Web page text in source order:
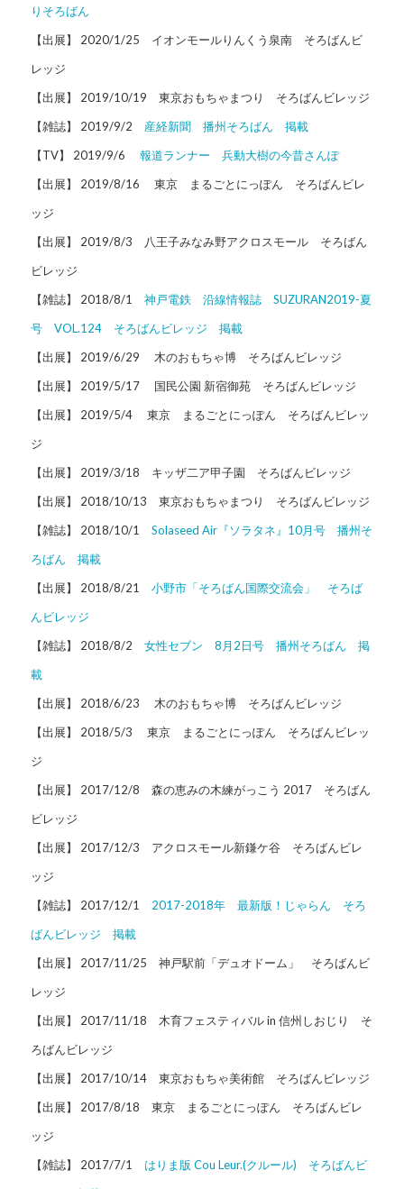
りそろばん
【出展】 2020/1/25 イオンモールりんくう泉南 そろばんビ
レッジ
【出展】 2019/10/19 東京おもちゃまつり そろばんビレッジ
【雑誌】 2019/9/2 産経新聞 播州そろばん 掲載
【TV】 2019/9/6 報道ランナー 兵動大樹の今昔さんぽ
【出展】 2019/8/16 東京 まるごとにっぽん そろばんビレ
ッジ
【出展】 2019/8/3 八王子みなみ野アクロスモール そろばん
ビレッジ
【雑誌】 2018/8/1 神戸電鉄 沿線情報誌 SUZURAN2019-夏
号 VOL.124 そろばんビレッジ 掲載
【出展】 2019/6/29 木のおもちゃ博 そろばんビレッジ
【出展】 2019/5/17 国民公園 新宿御苑 そろばんビレッジ
【出展】 2019/5/4 東京 まるごとにっぽん そろばんビレッ
ジ
【出展】 2019/3/18 キッザ二ア甲子園 そろばんビレッジ
【出展】 2018/10/13 東京おもちゃまつり そろばんビレッジ
【雑誌】 2018/10/1 Solaseed Air『ソラタネ』10月号 播州そ
ろばん 掲載
【出展】 2018/8/21 小野市「そろばん国際交流会」 そろば
んビレッジ
【雑誌】 2018/8/2 女性セブン 8月2日号 播州そろばん 掲
載
【出展】 2018/6/23 木のおもちゃ博 そろばんビレッジ
【出展】 2018/5/3 東京 まるごとにっぽん そろばんビレッ
ジ
【出展】 2017/12/8 森の恵みの木練がっこう 2017 そろばん
ビレッジ
【出展】 2017/12/3 アクロスモール新鎌ケ谷 そろばんビレ
ッジ
【雑誌】 2017/12/1 2017-2018年 最新版！じゃらん そろ
ばんビレッジ 掲載
【出展】 2017/11/25 神戸駅前「デュオドーム」 そろばんビ
レッジ
【出展】 2017/11/18 木育フェスティバル in 信州しおじり そ
ろばんビレッジ
【出展】 2017/10/14 東京おもちゃ美術館 そろばんビレッジ
【出展】 2017/8/18 東京 まるごとにっぽん そろばんビレ
ッジ
【雑誌】 2017/7/1 はりま版 Cou Leur.(クルール) そろばんビ